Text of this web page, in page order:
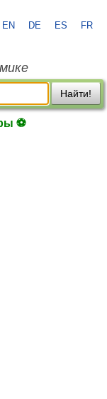
EN DE ES FR
Найти!
⚽